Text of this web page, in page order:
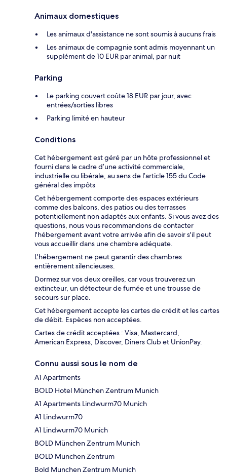
Animaux domestiques
Les animaux d'assistance ne sont soumis à aucuns frais
Les animaux de compagnie sont admis moyennant un
supplément de 10 EUR par animal, par nuit
Parking
Le parking couvert coûte 18 EUR par jour, avec
entrées/sorties libres
Parking limité en hauteur
Conditions
Cet hébergement est géré par un hôte professionnel et
fourni dans le cadre d’une activité commerciale,
industrielle ou libérale, au sens de l’article 155 du Code
général des impôts
Cet hébergement comporte des espaces extérieurs
comme des balcons, des patios ou des terrasses
potentiellement non adaptés aux enfants. Si vous avez des
questions, nous vous recommandons de contacter
l'hébergement avant votre arrivée afin de savoir s'il peut
vous accueillir dans une chambre adéquate.
L'hébergement ne peut garantir des chambres
entièrement silencieuses.
Dormez sur vos deux oreilles, car vous trouverez un
extincteur, un détecteur de fumée et une trousse de
secours sur place.
Cet hébergement accepte les cartes de crédit et les cartes
de débit. Espèces non acceptées.
Cartes de crédit acceptées : Visa, Mastercard,
American Express, Discover, Diners Club et UnionPay.
Connu aussi sous le nom de
A1 Apartments
BOLD Hotel München Zentrum Munich
A1 Apartments Lindwurm70 Munich
A1 Lindwurm70
A1 Lindwurm70 Munich
BOLD München Zentrum Munich
BOLD München Zentrum
Bold Munchen Zentrum Munich